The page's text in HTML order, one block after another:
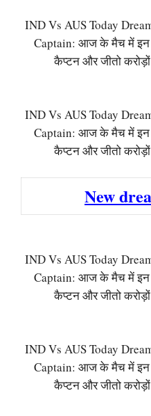
IND Vs AUS Today
Captain: आज के मैच में इन
कैप्टन और जीतो
IND Vs AUS Today
Captain: आज के मैच में इन
कैप्टन और जीतो
New
IND Vs AUS Today
Captain: आज के मैच में इन
कैप्टन और जीतो
IND Vs AUS Today
Captain: आज के मैच में इन
कैप्टन और जीतो